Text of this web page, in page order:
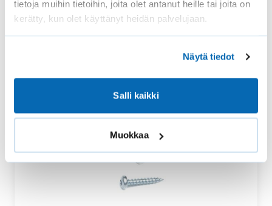
tietoja muihin tietoihin, joita olet antanut heille tai joita on
kerätty, kun olet käyttänyt heidän palvelujaan.
Näytä tiedot
Salli kaikki
Muokkaa